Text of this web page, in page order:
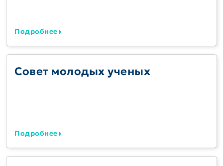
Подробнее
Совет молодых ученых
Подробнее